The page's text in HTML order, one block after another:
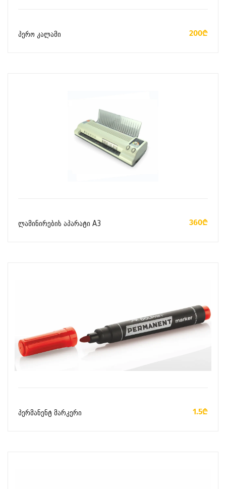
პერო კალამი 200₾
ლამინირების აპარატი A3 360₾
პერმანენტ მარკერი 1.5₾